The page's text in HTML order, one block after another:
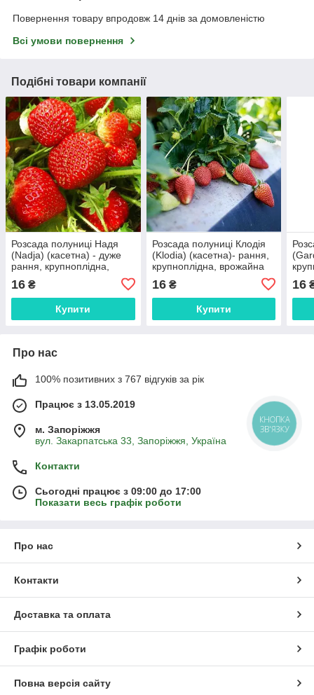
Повернення товару впродовж 14 днів за домовленістю
Всі умови повернення
Подібні товари компанії
Розсада полуниці Надя
(Nadja) (касетна) - дуже
рання, крупноплідна,
16 ₴
Купити
Розсада полуниці Клодія
(Klodia) (касетна)- рання,
крупноплідна, врожайна
16₴
Купити
16
Про нас
100% позитивних з 767 відгуків за рік
Працює з 13.05.2019
м. Запоріжжя
вул. Закарпатська 33, Запоріжжя, Україна
Контакти
Сьогодні працює з 09:00 до 17:00
Показати весь графік роботи
Про нас
Контакти
Доставка та оплата
Графік роботи
Повна версія сайту
КНОПКА
ЗВ'ЯЗКУ